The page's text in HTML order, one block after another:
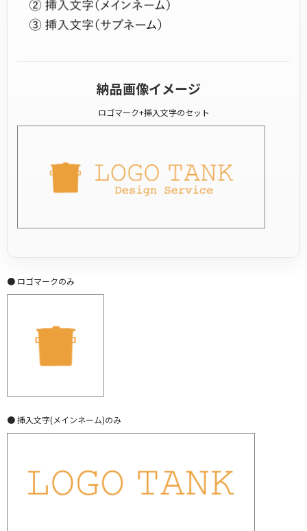
納品画像イメージ
ロゴマーク+挿入文字のセット
● ロゴマークのみ
● 挿入文字(メインネーム)のみ